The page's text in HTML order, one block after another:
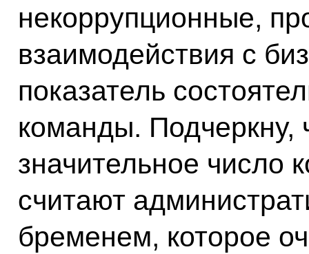
некоррупционные,
взаимодействия с
показатель
команды. Подчеркну,
значительное число
считают
бременем, которое